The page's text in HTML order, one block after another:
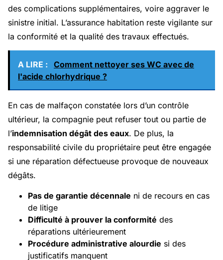
des complications supplémentaires, voire aggraver le
sinistre initial. L’assurance habitation reste vigilante sur
la conformité et la qualité des travaux effectués.
A LIRE :
Comment nettoyer ses WC avec de
l'acide chlorhydrique ?
En cas de malfaçon constatée lors d’un contrôle
ultérieur, la compagnie peut refuser tout ou partie de
l’indemnisation dégât des eaux. De plus, la
responsabilité civile du propriétaire peut être engagée
si une réparation défectueuse provoque de nouveaux
dégâts.
Pas de garantie décennale ni de recours en cas
de litige
Difficulté à prouver la conformité des
réparations ultérieurement
Procédure administrative alourdie si des
justificatifs manquent